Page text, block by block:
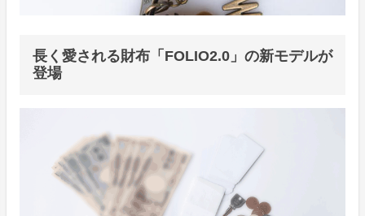
長く愛される財布「FOLIO2.0」の新モデルが
登場